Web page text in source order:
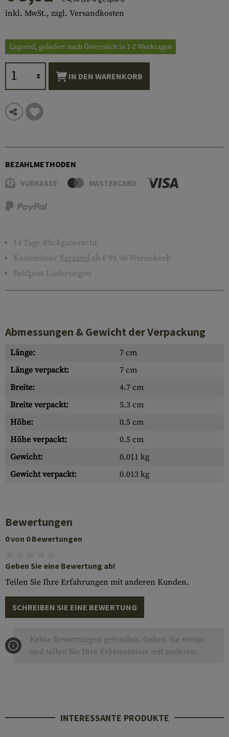
inkl. MwSt., zzgl. Versandkosten
Lagernd, geliefert nach Österreich in 1-2 Werktagen
IN DEN WARENKORB
BEZAHLMETHODEN
VORKASSE MASTERCARD
14 Tage Rückgaberecht
Kostenloser Versand ab € 99,90 Warenkorb
Feldpost Lieferungen
Abmessungen & Gewicht der Verpackung
Länge:
7 cm
Länge verpackt:
7 cm
Breite:
4.7 cm
Breite verpackt:
5.3 cm
Höhe:
0.5 cm
Höhe verpackt:
0.5 cm
Gewicht:
0.011 kg
Gewicht verpackt:
0.013 kg
Bewertungen
0 von 0 Bewertungen
Geben Sie eine Bewertung ab!
Teilen Sie Ihre Erfahrungen mit anderen Kunden.
SCHREIBEN SIE EINE BEWERTUNG
Keine Bewertungen gefunden. Gehen Sie voran
und teilen Sie Ihre Erkenntnisse mit anderen.
INTERESSANTE PRODUKTE